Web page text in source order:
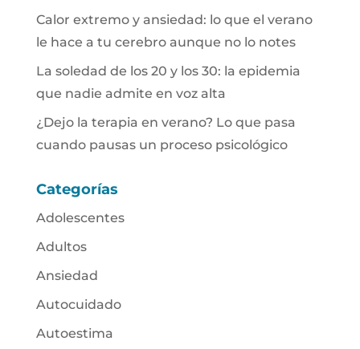
Calor extremo y ansiedad: lo que el verano
le hace a tu cerebro aunque no lo notes
La soledad de los 20 y los 30: la epidemia
que nadie admite en voz alta
¿Dejo la terapia en verano? Lo que pasa
cuando pausas un proceso psicológico
Categorías
Adolescentes
Adultos
Ansiedad
Autocuidado
Autoestima